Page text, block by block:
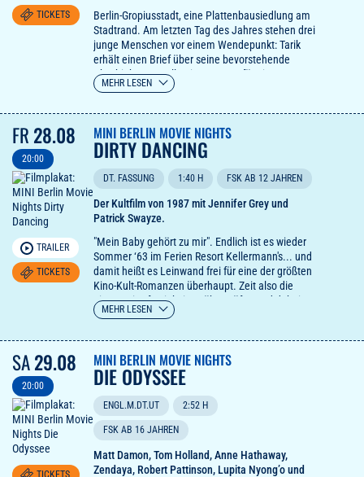
TICKETS
Berlin-Gropiusstadt, eine Plattenbausiedlung am
Stadtrand. Am letzten Tag des Jahres stehen drei
junge Menschen vor einem Wendepunkt: Tarik
erhält einen Brief über seine bevorstehende
Abschiebung, Stella eine Zusage für eine
Schauspielschule im Ausland und Luan erwacht
zurücklassen wird. Je mehr er versucht, den Lauf
der Dinge aufzuhalten, desto weiter driftet er
selbst ins Abseits, wo die Grenzen zwischen
Wahrnehmung und Wirklichkeit verschwimmen.
MEHR LESEN
FR 28.08
20:00
TRAILER
TICKETS
MINI BERLIN MOVIE NIGHTS
DIRTY DANCING
DT. FASSUNG 1:40 H FSK AB 12 JAHREN
Der Kultfilm von 1987 mit Jennifer Grey und
Patrick Swayze.
"Mein Baby gehört zu mir". Endlich ist es wieder
Sommer ‘63 im Ferien Resort Kellermann's... und
damit heißt es Leinwand frei für eine der größten
Kino-Kult-Romanzen überhaupt. Zeit also die
eigene Zitatfestigkeit zu überprüfen und dabei zu
sein wenn die Tochter aus gutem Hause, Frances
Johnny trifft. Der Beginn einer leidenschaftlicher
Liebesgeschichte entgegen, na klar, jeder
gesellschaftlichen Konvention, getragen von
großartiger Musik und Tanzszenen, die ganze
Generationen zurück in die Tanzschulen trieb…
MEHR LESEN
SA29.08
20:00
TICKETS
MINI BERLIN MOVIE NIGHTS
DIE ODYSSEE
ENGL.M.DT.UT 2:52 H
FSK AB 16 JAHREN
Matt Damon, Tom Holland, Anne Hathaway,
Zendaya, Robert Pattinson, Lupita Nyong’o und